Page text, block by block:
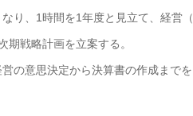
り、1時間を1年度と見立て、経営
期戦略計画を立案する。
の意思決定から決算書の作成まで